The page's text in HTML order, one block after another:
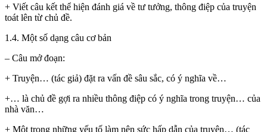
+ Viết câu kết thể hiện đánh giá về tư tưởng, thông điệp của truyện
toát lên từ chủ đề.
1.4. Một số dạng câu cơ bản
– Câu mở đoạn:
+ Truyện… (tác giả) đặt ra vấn đề sâu sắc, có ý nghĩa về…
+… là chủ đề gợi ra nhiều thông điệp có ý nghĩa trong truyện… của
nhà văn…
+ Một trong những yếu tố làm nên sức hấp dẫn của truyện… (tác